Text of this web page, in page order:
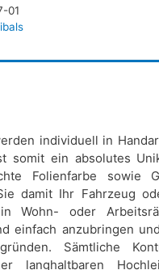
01
individuell in
somit ein absolutes
Folienfarbe sowie
damit Ihr Fahrzeug
Wohn- oder
einfach anzubringen
Sämtliche
langhaltbaren